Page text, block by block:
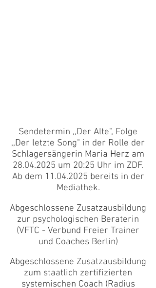
Sendetermin ,,Der Alte", Folge
,,Der letzte Song" in der Rolle der
Schlagersängerin Maria Herz am
28.04.2025 um 20:25 Uhr im ZDF.
Ab dem 11.04.2025 bereits in der
Mediathek.
Abgeschlossene Zusatzausbildung
zur psychologischen Beraterin
(VFTC - Verbund Freier Trainer
und Coaches Berlin)
Abgeschlossene Zusatzausbildung
zum staatlich zertifizierten
systemischen Coach (Radius